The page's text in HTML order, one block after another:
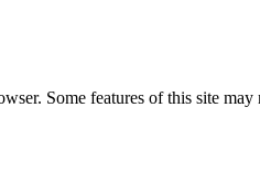
Some features of this site